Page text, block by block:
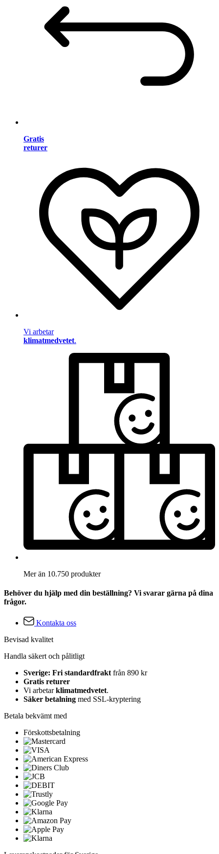
Gratis
returer
Vi arbetar
klimatmedvetet.
Mer än 10.750 produkter
Behöver du hjälp med din beställning? Vi svarar gärna på dina
frågor.
Kontakta oss
Bevisad kvalitet
Handla säkert och pålitligt
Sverige: Fri standardfrakt från 890 kr
Gratis returer
Vi arbetarklimatmedvetet.
Säker betalning med SSL-kryptering
Betala bekvämt med
Förskottsbetalning